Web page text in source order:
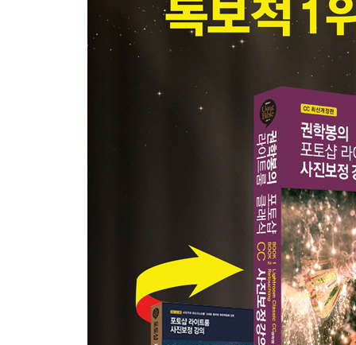
여러 대의 컴퓨터에서 동시에 작업하는 가장 현실
6. 사진가를 위한 프로그램 선택하기
사진가가 포토샵만으로 작업할 수 없는 이유
7. 포토샵과 라이트룸 환경설정과 최적화하기
라이트룸이 느려진 것 같을 때 최적화하기
내 이름으로 라이트룸 사용하기_ 식별판
PART 2 Lightroom｜ 라이트룸에 대한 오해와 이
[라이트룸을 사진가의 프로그램으로 만드는 카탈